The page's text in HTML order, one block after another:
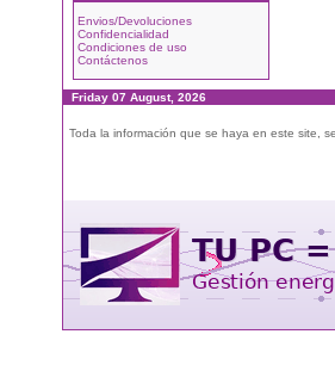
Envios/Devoluciones
Confidencialidad
Condiciones de uso
Contáctenos
Friday 07 August, 2026
Toda la información que se haya en este site,